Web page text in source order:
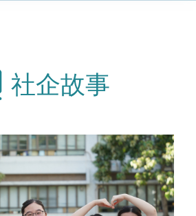
社企故事